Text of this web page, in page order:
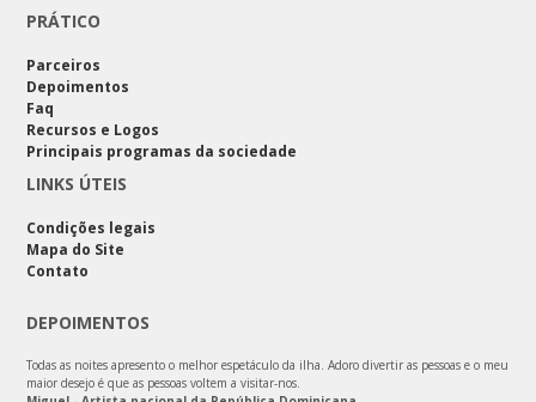
PRÁTICO
Parceiros
Depoimentos
Faq
Recursos e Logos
Principais programas da sociedade
LINKS ÚTEIS
Condições legais
Mapa do Site
Contato
DEPOIMENTOS
Todas as noites apresento o melhor espetáculo da ilha. Adoro divertir as pessoas e o meu
maior desejo é que as pessoas voltem a visitar-nos.